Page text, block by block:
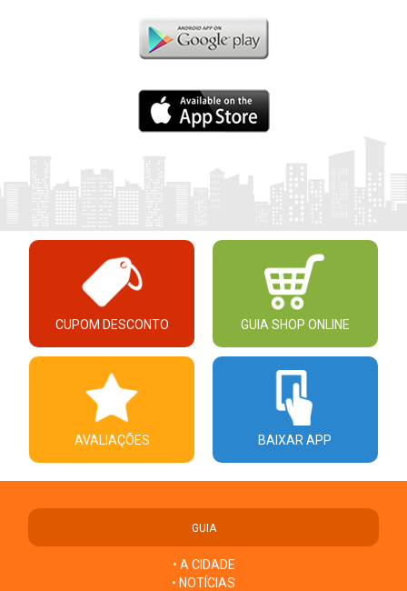
CUPOM DESCONTO GUIA SHOP ONLINE
AVALIAÇÕES BAIXAR APP
GUIA
• A CIDADE
• NOTÍCIAS